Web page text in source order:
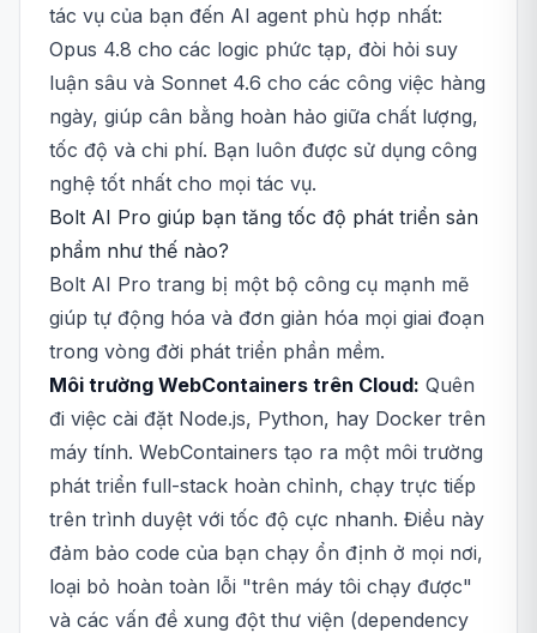
tác vụ của bạn đến AI agent phù hợp nhất:
Opus 4.8 cho các logic phức tạp, đòi hỏi suy
luận sâu và Sonnet 4.6 cho các công việc hàng
ngày, giúp cân bằng hoàn hảo giữa chất lượng,
tốc độ và chi phí. Bạn luôn được sử dụng công
nghệ tốt nhất cho mọi tác vụ.
Bolt AI Pro giúp bạn tăng tốc độ phát triển sản
phẩm như thế nào?
Bolt AI Pro trang bị một bộ công cụ mạnh mẽ
giúp tự động hóa và đơn giản hóa mọi giai đoạn
trong vòng đời phát triển phần mềm.
Môi trường WebContainers trên Cloud: Quên
đi việc cài đặt Node.js, Python, hay Docker trên
máy tính. WebContainers tạo ra một môi trường
phát triển full-stack hoàn chỉnh, chạy trực tiếp
trên trình duyệt với tốc độ cực nhanh. Điều này
đảm bảo code của bạn chạy ổn định ở mọi nơi,
loại bỏ hoàn toàn lỗi "trên máy tôi chạy được"
và các vấn đề xung đột thư viện (dependency